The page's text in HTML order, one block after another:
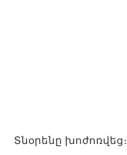
Տնօրենը խոժոռվեց։